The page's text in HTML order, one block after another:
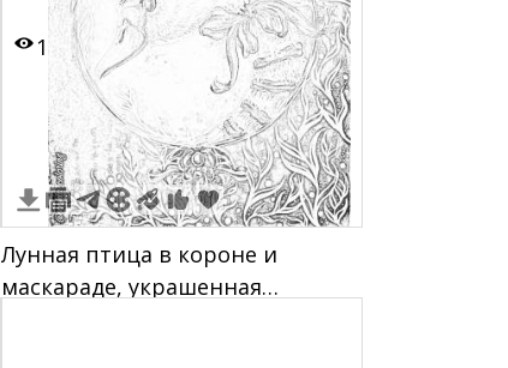
рисунком
1
Лунная птица в короне и
маскараде, украшенная